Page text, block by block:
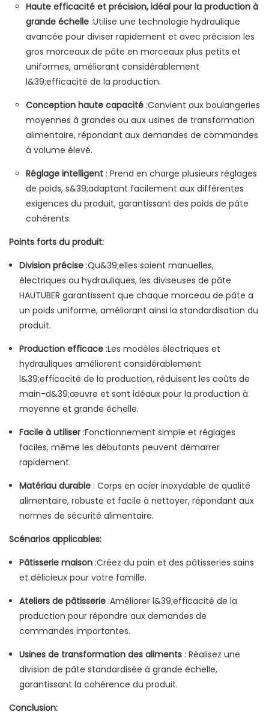
Haute efficacité et précision, idéal pour la production à
grande échelle :Utilise une technologie hydraulique
avancée pour diviser rapidement et avec précision les
gros morceaux de pâte en morceaux plus petits et
uniformes, améliorant considérablement
l&39;efficacité de la production.
Conception haute capacité :Convient aux boulangeries
moyennes à grandes ou aux usines de transformation
alimentaire, répondant aux demandes de commandes
à volume élevé.
Réglage intelligent : Prend en charge plusieurs réglages
de poids, s&39;adaptant facilement aux différentes
exigences du produit, garantissant des poids de pâte
cohérents.
Points forts du produit:
Division précise :Qu&39;elles soient manuelles,
électriques ou hydrauliques, les diviseuses de pâte
HAUTUBER garantissent que chaque morceau de pâte a
un poids uniforme, améliorant ainsi la standardisation du
produit.
Production efficace :Les modèles électriques et
hydrauliques améliorent considérablement
l&39;efficacité de la production, réduisent les coûts de
main-d&39;œuvre et sont idéaux pour la production à
moyenne et grande échelle.
Facile à utiliser :Fonctionnement simple et réglages
faciles, même les débutants peuvent démarrer
rapidement.
Matériau durable : Corps en acier inoxydable de qualité
alimentaire, robuste et facile à nettoyer, répondant aux
normes de sécurité alimentaire.
Scénarios applicables:
Pâtisserie maison :Créez du pain et des pâtisseries sains
et délicieux pour votre famille.
Ateliers de pâtisserie :Améliorer l&39;efficacité de la
production pour répondre aux demandes de
commandes importantes.
Usines de transformation des aliments : Réalisez une
division de pâte standardisée à grande échelle,
garantissant la cohérence du produit.
Conclusion: